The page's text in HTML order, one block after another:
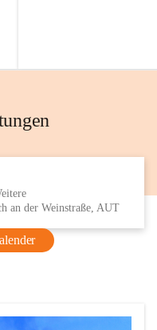
an der Weinstraße, AUT